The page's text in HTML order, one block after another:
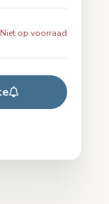
Niet op voorraad